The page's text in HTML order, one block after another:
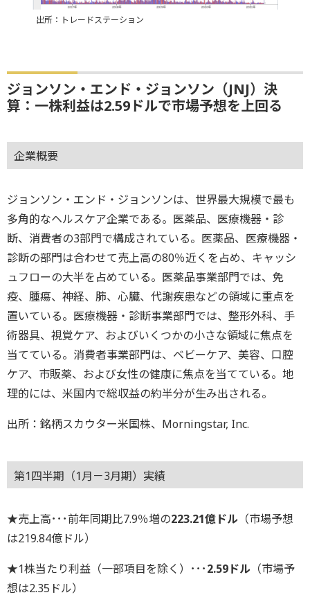
出所：トレードステーション
ジョンソン・エンド・ジョンソン（JNJ）決
算：一株利益は2.59ドルで市場予想を上回る
企業概要
ジョンソン・エンド・ジョンソンは、世界最大規模で最も
多角的なヘルスケア企業である。医薬品、医療機器・診
断、消費者の3部門で構成されている。医薬品、医療機器・
診断の部門は合わせて売上高の80％近くを占め、キャッシ
ュフローの大半を占めている。医薬品事業部門では、免
疫、腫瘍、神経、肺、心臓、代謝疾患などの領域に重点を
置いている。医療機器・診断事業部門では、整形外科、手
術器具、視覚ケア、およびいくつかの小さな領域に焦点を
当てている。消費者事業部門は、ベビーケア、美容、口腔
ケア、市販薬、および女性の健康に焦点を当てている。地
理的には、米国内で総収益の約半分が生み出される。
出所：銘柄スカウター米国株、Morningstar, Inc.
第1四半期（1月－3月期）実績
★売上高･･･前年同期比7.9％増の223.21億ドル （市場予想
は219.84億ドル）
★1株当たり利益（一部項目を除く）･･･2.59ドル （市場予
想は2.35ドル）